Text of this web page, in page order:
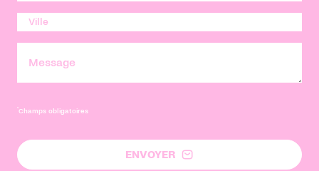
*Champs obligatoires
ENVOYER